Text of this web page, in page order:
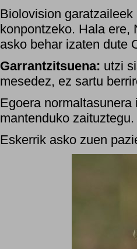
Biolovision
konpontzeko. Hala ere,
asko behar izaten dute
Garrantzitsuena: utzi
mesedez, ez sartu
Egoera
mantenduko
Eskerrik asko zuen